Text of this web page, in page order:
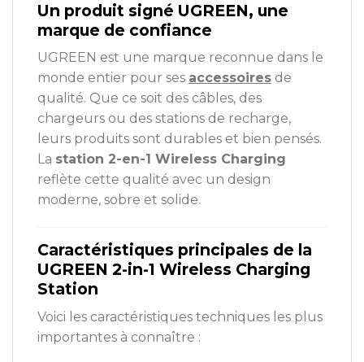
Un produit signé UGREEN, une
marque de confiance
UGREEN est une marque reconnue dans le
monde entier pour ses accessoires de
qualité. Que ce soit des câbles, des
chargeurs ou des stations de recharge,
leurs produits sont durables et bien pensés.
La station 2-en-1 Wireless Charging
reflète cette qualité avec un design
moderne, sobre et solide.
Caractéristiques principales de la
UGREEN 2-in-1 Wireless Charging
Station
Voici les caractéristiques techniques les plus
importantes à connaître :